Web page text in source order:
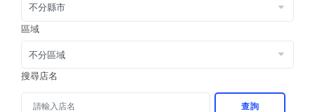
區域
搜尋店名
查詢